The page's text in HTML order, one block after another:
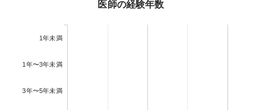
医師の経験年数
1年未満
1年〜3年未満
3年〜5年未満